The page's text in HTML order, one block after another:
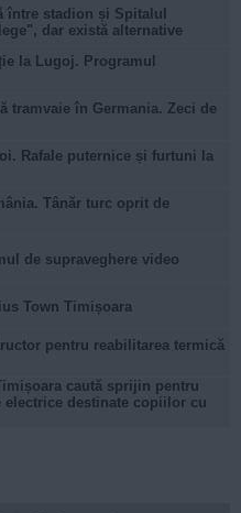
între stadion și Spitalul
dar există alternative
la Lugoj. Programul
tramvaie în Germania. Zeci de
Rafale puternice și furtuni la
Tânăr turc oprit de
de supraveghere video
Town Timișoara
pentru reabilitarea termică
caută sprijin pentru
electrice destinate copiilor cu